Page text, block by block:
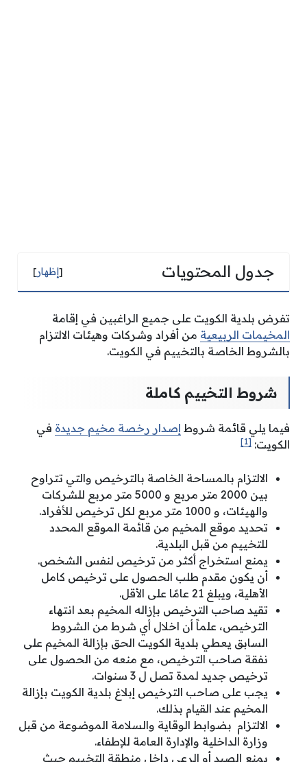
جدول المحتويات [إظهار]
تفرض بلدية الكويت على جميع الراغبين في إقامة
المخيمات الربيعية من أفراد وشركات وهيئات الالتزام
بالشروط الخاصة بالتخييم في الكويت.
شروط التخييم كاملة
فيما يلي قائمة شروط إصدار رخصة مخيم جديدة في
الكويت: [1]
الالتزام بالمساحة الخاصة بالترخيص والتي تتراوح
بين 2000 متر مربع و 5000 متر مربع للشركات
والهيئات، و 1000 متر مربع لكل ترخيص للأفراد.
تحديد موقع المخيم من قائمة الموقع المحدد
للتخييم من قبل البلدية.
يمنع استخراج أكثر من ترخيص لنفس الشخص.
أن يكون مقدم طلب الحصول على ترخيص كامل
الأهلية، ويبلغ 21 عامًا على الأقل.
تقيد صاحب الترخيص بإزاله المخيم بعد انتهاء
الترخيص، علماً أن اخلال أي شرط من الشروط
السابق يعطي بلدية الكويت الحق بإزالة المخيم على
نفقة صاحب الترخيص، مع منعه من الحصول على
ترخيص جديد لمدة تصل ل 3 سنوات.
يجب على صاحب الترخيص إبلاغ بلدية الكويت بإزالة
المخيم عند القيام بذلك.
الالتزام بضوابط الوقاية والسلامة الموضوعة من قبل
وزارة الداخلية والإدارة العامة للإطفاء.
يمنع الصيد أو الرعي داخل منطقة التخييم حيث